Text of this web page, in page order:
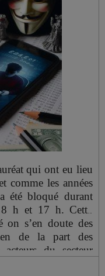
en sus du dépôt
auprès du trésor
présenter lors du
soit une liste
individuelles
populaires
réparties
, ou une liste
signatures
sur une liste
moins 29 wilayas.
qui ont eu lieu
les années
été bloqué durant
8 h et 17 h. Cette
on s’en doute des
de la part des
du secteur
Cette